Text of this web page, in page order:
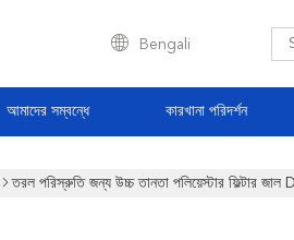
Bengali
আমাদের সম্বন্ধে কারখানা পরিদর্শন
তরল পরিস্রুতি জন্য উচ্চ তানতা পলিয়েস্টার ফিল্টার